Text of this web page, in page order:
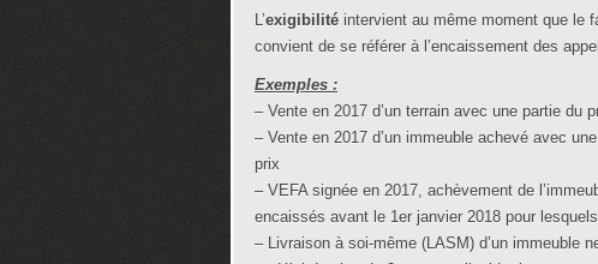
L’exigibilité intervient au même moment que le
convient de se référer à l’encaissement des
Exemples :
– Vente en 2017 d’un terrain avec une partie du
– Vente en 2017 d’un immeuble achevé avec
prix
– VEFA signée en 2017, achèvement de
encaissés avant le 1er janvier 2018 pour
– Livraison à soi-même (LASM) d’un immeuble